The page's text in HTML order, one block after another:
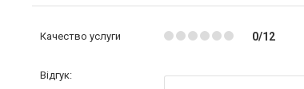
Качество услуги 0/12
Відгук: